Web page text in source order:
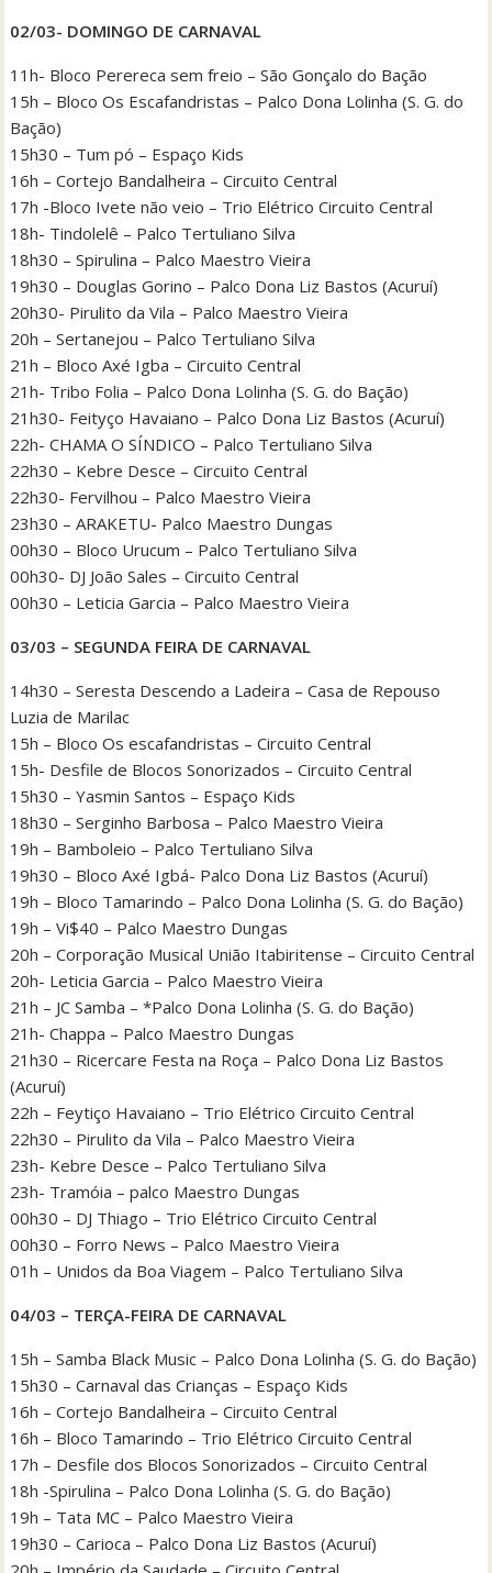
02/03- DOMINGO DE CARNAVAL
11h- Bloco Perereca sem freio – São Gonçalo do Bação
15h – Bloco Os Escafandristas – Palco Dona Lolinha (S. G. do
Bação)
15h30 – Tum pó – Espaço Kids
16h – Cortejo Bandalheira – Circuito Central
17h -Bloco Ivete não veio – Trio Elétrico Circuito Central
18h- Tindolelê – Palco Tertuliano Silva
18h30 – Spirulina – Palco Maestro Vieira
19h30 – Douglas Gorino – Palco Dona Liz Bastos (Acuruí)
20h30- Pirulito da Vila – Palco Maestro Vieira
20h – Sertanejou – Palco Tertuliano Silva
21h – Bloco Axé Igba – Circuito Central
21h- Tribo Folia – Palco Dona Lolinha (S. G. do Bação)
21h30- Feityço Havaiano – Palco Dona Liz Bastos (Acuruí)
22h- CHAMA O SÍNDICO – Palco Tertuliano Silva
22h30 – Kebre Desce – Circuito Central
22h30- Fervilhou – Palco Maestro Vieira
23h30 – ARAKETU- Palco Maestro Dungas
00h30 – Bloco Urucum – Palco Tertuliano Silva
00h30- DJ João Sales – Circuito Central
00h30 – Leticia Garcia – Palco Maestro Vieira
03/03 – SEGUNDA FEIRA DE CARNAVAL
14h30 – Seresta Descendo a Ladeira – Casa de Repouso
Luzia de Marilac
15h – Bloco Os escafandristas – Circuito Central
15h- Desfile de Blocos Sonorizados – Circuito Central
15h30 – Yasmin Santos – Espaço Kids
18h30 – Serginho Barbosa – Palco Maestro Vieira
19h – Bamboleio – Palco Tertuliano Silva
19h30 – Bloco Axé Igbá- Palco Dona Liz Bastos (Acuruí)
19h – Bloco Tamarindo – Palco Dona Lolinha (S. G. do Bação)
19h – Vi$40 – Palco Maestro Dungas
20h – Corporação Musical União Itabiritense – Circuito Central
20h- Leticia Garcia – Palco Maestro Vieira
21h – JC Samba – *Palco Dona Lolinha (S. G. do Bação)
21h- Chappa – Palco Maestro Dungas
21h30 – Ricercare Festa na Roça – Palco Dona Liz Bastos
(Acuruí)
22h – Feytiço Havaiano – Trio Elétrico Circuito Central
22h30 – Pirulito da Vila – Palco Maestro Vieira
23h- Kebre Desce – Palco Tertuliano Silva
23h- Tramóia – palco Maestro Dungas
00h30 – DJ Thiago – Trio Elétrico Circuito Central
00h30 – Forro News – Palco Maestro Vieira
01h – Unidos da Boa Viagem – Palco Tertuliano Silva
04/03 – TERÇA-FEIRA DE CARNAVAL
15h – Samba Black Music – Palco Dona Lolinha (S. G. do Bação)
15h30 – Carnaval das Crianças – Espaço Kids
16h – Cortejo Bandalheira – Circuito Central
16h – Bloco Tamarindo – Trio Elétrico Circuito Central
17h – Desfile dos Blocos Sonorizados – Circuito Central
18h -Spirulina – Palco Dona Lolinha (S. G. do Bação)
19h – Tata MC – Palco Maestro Vieira
19h30 – Carioca – Palco Dona Liz Bastos (Acuruí)